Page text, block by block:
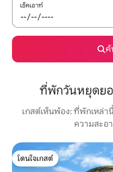
เช็คเอาท์
ค้
ที่พักวันหยุดยอ
เกสต์เห็นพ้อง: ที่พักเหล่
ความสะอ
โดนใจเกสต์
โดนใจเกสต์